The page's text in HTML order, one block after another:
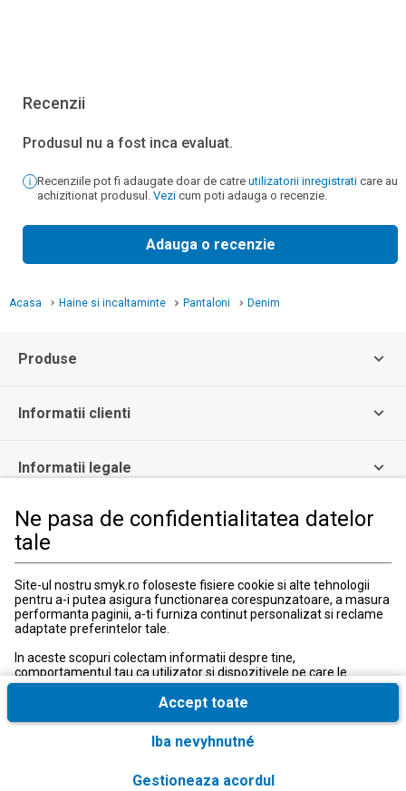
Ne pasa de confidentialitatea datelor
tale
Site-ul nostru smyk.ro foloseste fisiere cookie si alte tehnologii
pentru a-i putea asigura functionarea corespunzatoare, a masura
performanta paginii, a-ti furniza continut personalizat si reclame
adaptate preferintelor tale.
In aceste scopuri colectam informatii despre tine,
comportamentul tau ca utilizator si dispozitivele pe care le
utilizezi, inclusiv cele necesare pentru functionarea
corespunzatoare a site-ului smyk.ro. Aceste fisiere cookie
In plus, numai cu acordul tau, folosim fisiere cookie suplimentare
Gestioneaza acordul
Iba nevyhnutné
Accept toate
Recenzii
Produsul nu a fost inca evaluat.
Recenziile pot fi adaugate doar de catre utilizatorii inregistrati care au
achizitionat produsul. Vezi cum poti adauga o recenzie.
Adauga o recenzie
Acasa Haine si incaltaminte Pantaloni Denim
Produse
Informatii clienti
Informatii legale
Serviciul Relatii Clienti
Formular de contact
031 40 50 900
Program:
Luni-vineri: 10:00-18:00
România (Romania)
© 2026, SMYK All for Kids SRL